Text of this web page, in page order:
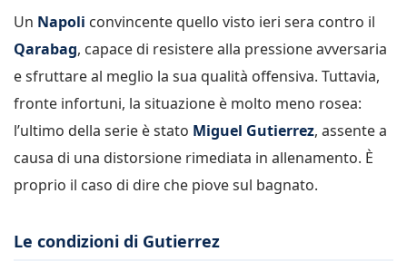
Un Napoli convincente quello visto ieri sera contro il
Qarabag, capace di resistere alla pressione avversaria
e sfruttare al meglio la sua qualità offensiva. Tuttavia,
fronte infortuni, la situazione è molto meno rosea:
l’ultimo della serie è stato Miguel Gutierrez, assente a
causa di una distorsione rimediata in allenamento. È
proprio il caso di dire che piove sul bagnato.
Le condizioni di Gutierrez